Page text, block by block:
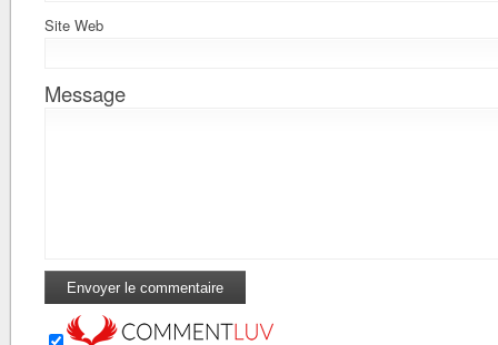
Site Web
Message